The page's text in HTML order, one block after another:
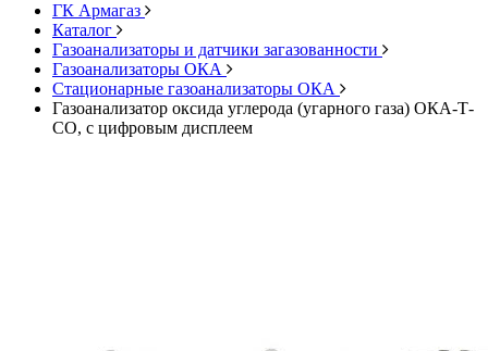
ГК Армагаз
Каталог
Газоанализаторы и датчики загазованности
Газоанализаторы ОКА
Стационарные газоанализаторы ОКА
Газоанализатор оксида углерода (угарного газа) ОКА-Т-
CO, с цифровым дисплеем